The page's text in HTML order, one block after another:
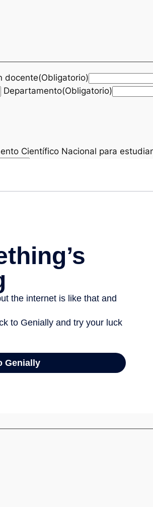
docente(Obligatorio)
Departamento(Obligatorio)
Científico Nacional para